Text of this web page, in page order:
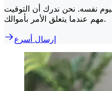
نفسه. نحن ندرك أن التوقيت
مهم عندما يتعلق الأمر بأموالك.
إرسال أسرع